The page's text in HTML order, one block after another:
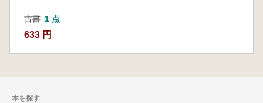
古書 1 点
633 円
本を探す